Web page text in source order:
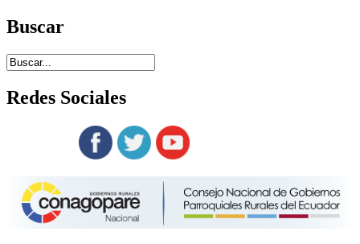
Buscar
Redes Sociales